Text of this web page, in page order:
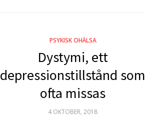
PSYKISK OHÄLSA
Dystymi, ett
depressionstillstånd som
ofta missas
POSTED
4 OKTOBER, 2018